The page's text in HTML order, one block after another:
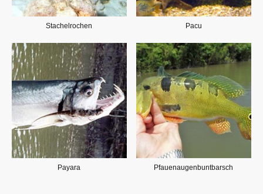
Stachelrochen Pacu
Payara Pfauenaugenbuntbarsch